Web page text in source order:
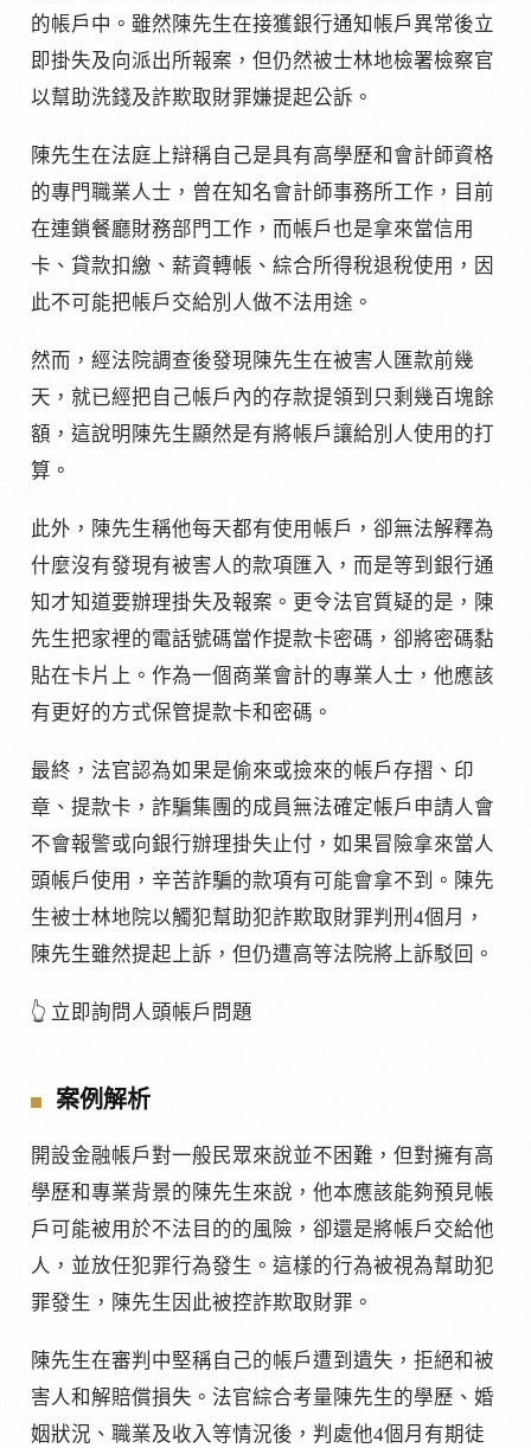
的帳戶中。雖然陳先生在接獲銀行通知帳戶異常後立
即掛失及向派出所報案，但仍然被士林地檢署檢察官
以幫助洗錢及詐欺取財罪嫌提起公訴。
陳先生在法庭上辯稱自己是具有高學歷和會計師資格
的專門職業人士，曾在知名會計師事務所工作，目前
在連鎖餐廳財務部門工作，而帳戶也是拿來當信用
卡、貸款扣繳、薪資轉帳、綜合所得稅退稅使用，因
此不可能把帳戶交給別人做不法用途。
然而，經法院調查後發現陳先生在被害人匯款前幾
天，就已經把自己帳戶內的存款提領到只剩幾百塊餘
額，這說明陳先生顯然是有將帳戶讓給別人使用的打
算。
此外，陳先生稱他每天都有使用帳戶，卻無法解釋為
什麼沒有發現有被害人的款項匯入，而是等到銀行通
知才知道要辦理掛失及報案。更令法官質疑的是，陳
先生把家裡的電話號碼當作提款卡密碼，卻將密碼黏
貼在卡片上。作為一個商業會計的專業人士，他應該
有更好的方式保管提款卡和密碼。
最終，法官認為如果是偷來或撿來的帳戶存摺、印
章、提款卡，詐騙集團的成員無法確定帳戶申請人會
不會報警或向銀行辦理掛失止付，如果冒險拿來當人
頭帳戶使用，辛苦詐騙的款項有可能會拿不到。陳先
生被士林地院以觸犯幫助犯詐欺取財罪判刑4個月，
陳先生雖然提起上訴，但仍遭高等法院將上訴駁回。
👆 立即詢問人頭帳戶問題
案例解析
開設金融帳戶對一般民眾來說並不困難，但對擁有高
學歷和專業背景的陳先生來說，他本應該能夠預見帳
戶可能被用於不法目的的風險，卻還是將帳戶交給他
人，並放任犯罪行為發生。這樣的行為被視為幫助犯
罪發生，陳先生因此被控詐欺取財罪。
陳先生在審判中堅稱自己的帳戶遭到遺失，拒絕和被
害人和解賠償損失。法官綜合考量陳先生的學歷、婚
姻狀況、職業及收入等情況後，判處他4個月有期徒